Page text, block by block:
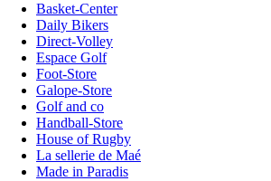
Basket-Center
Daily Bikers
Direct-Volley
Espace Golf
Foot-Store
Galope-Store
Golf and co
Handball-Store
House of Rugby
La sellerie de Maé
Made in Paradis